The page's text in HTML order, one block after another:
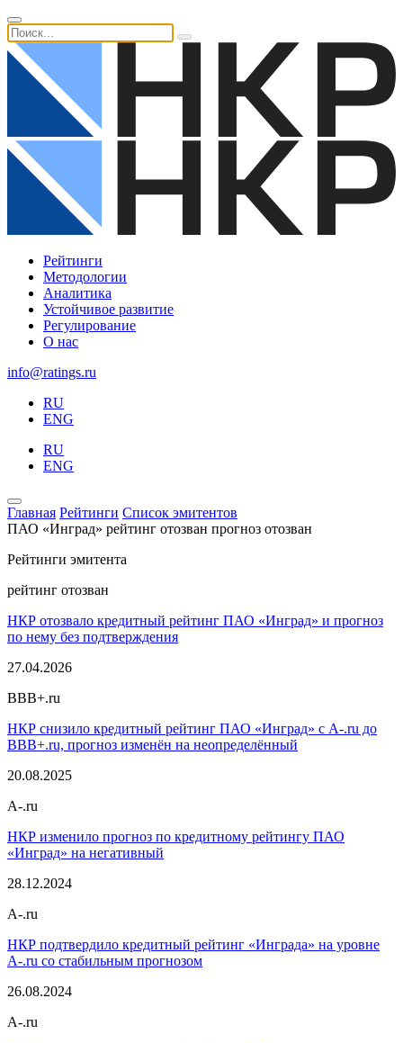
Рейтинги
Методологии
Аналитика
Устойчивое развитие
Регулирование
О нас
info@ratings.ru
RU
ENG
RU
ENG
Главная Рейтинги Список эмитентов
ПАО «Инград» рейтинг отозван прогноз отозван
Рейтинги эмитента
рейтинг отозван
НКР отозвало кредитный рейтинг ПАО «Инград» и прогноз
по нему без подтверждения
27.04.2026
BBB+.ru
НКР снизило кредитный рейтинг ПАО «Инград» с A-.ru до
BBB+.ru, прогноз изменён на неопределённый
20.08.2025
A-.ru
НКР изменило прогноз по кредитному рейтингу ПАО
«Инград» на негативный
28.12.2024
A-.ru
НКР подтвердило кредитный рейтинг «Инграда» на уровне
A-.ru со стабильным прогнозом
26.08.2024
A-.ru